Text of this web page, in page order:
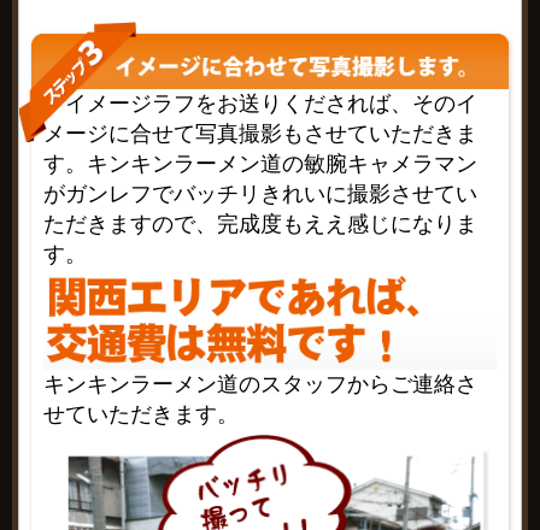
イメージラフをお送りくだされば、そのイ
メージに合せて写真撮影もさせていただきま
す。キンキンラーメン道の敏腕キャメラマン
がガンレフでバッチリきれいに撮影させてい
ただきますので、完成度もええ感じになりま
す。
キンキンラーメン道のスタッフからご連絡さ
せていただきます。